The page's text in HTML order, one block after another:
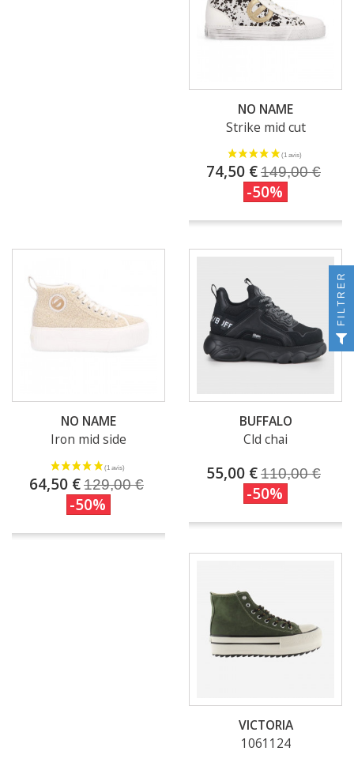
NO NAME
Strike mid cut
74,50 €149,00 €
-50%
NO NAME
Iron mid side
64,50 €129,00 €
-50%
BUFFALO
Cld chai
55,00 €110,00 €
-50%
VICTORIA
1061124
FILTRER